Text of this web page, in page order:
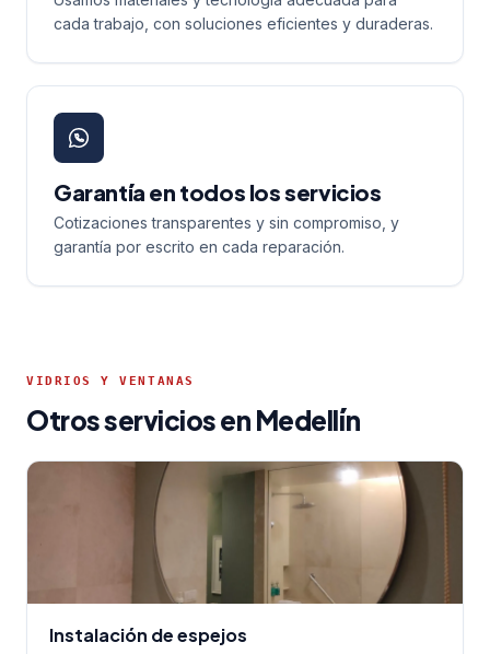
cada trabajo, con soluciones eficientes y duraderas.
Garantía en todos los servicios
Cotizaciones transparentes y sin compromiso, y
garantía por escrito en cada reparación.
VIDRIOS Y VENTANAS
Otros servicios en Medellín
Instalación de espejos